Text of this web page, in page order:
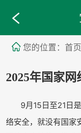
您的位置：首
2025年国家网
9月15日至21日
络安全，就没有国家